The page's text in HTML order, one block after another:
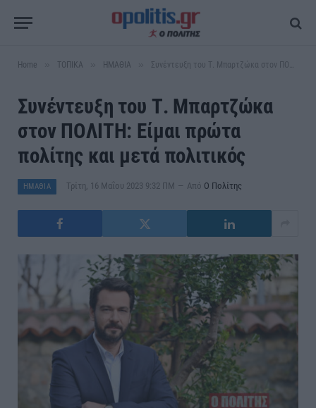
Home ΤΟΠΙΚΑ ΗΜΑΘΙΑ Συνέντευξη του Τ. Μπαρτζώκα στον ΠΟΛΙΤΗ: Είμαι πρώτα πολίτης και μετά πολιτικός
Συνέντευξη του Τ. Μπαρτζώκα
στον ΠΟΛΙΤΗ: Είμαι πρώτα
πολίτης και μετά πολιτικός
ΗΜΑΘΙΑ Τρίτη, 16 Μαΐου 2023 9:32 ΠΜ Από Ο Πολίτης